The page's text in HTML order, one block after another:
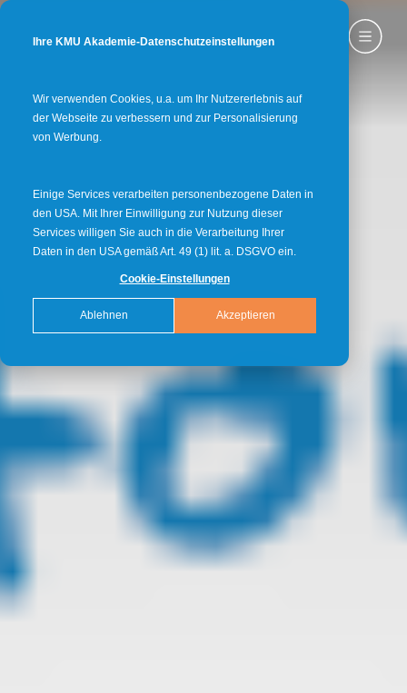
Ihre KMU Akademie-Datenschutzeinstellungen
Wir verwenden Cookies, u.a. um Ihr Nutzererlebnis auf
der Webseite zu verbessern und zur Personalisierung
von Werbung.
Einige Services verarbeiten personenbezogene Daten in
den USA. Mit Ihrer Einwilligung zur Nutzung dieser
Services willigen Sie auch in die Verarbeitung Ihrer
Daten in den USA gemäß Art. 49 (1) lit. a. DSGVO ein.
Cookie-Einstellungen
Akzeptieren
Ablehnen